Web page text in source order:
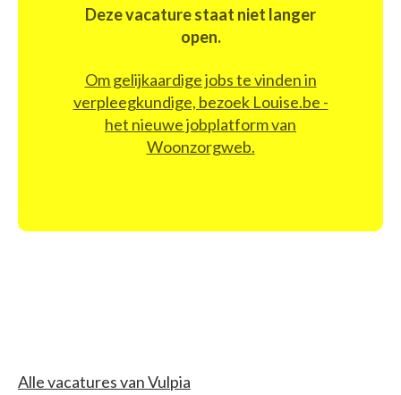
Deze vacature staat niet langer
open.
Om gelijkaardige jobs te vinden in
verpleegkundige, bezoek Louise.be -
het nieuwe jobplatform van
Woonzorgweb.
Alle vacatures van Vulpia